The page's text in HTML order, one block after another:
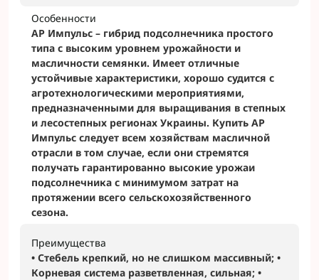
Особенности
АР Импульс – гибрид подсолнечника простого
типа с высоким уровнем урожайности и
масличности семянки. Имеет отличные
устойчивые характеристики, хорошо судится с
агротехнологическими мероприятиями,
предназначенными для выращивания в степных
и лесостепных регионах Украины. Купить АР
Импульс следует всем хозяйствам масличной
отрасли в том случае, если они стремятся
получать гарантированно высокие урожаи
подсолнечника с минимумом затрат на
протяжении всего сельскохозяйственного
сезона.
Преимущества
• Стебель крепкий, но не слишком массивный; •
Корневая система разветвленная, сильная; •